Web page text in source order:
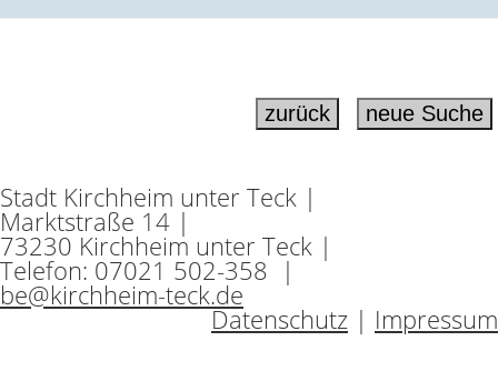
Stadt Kirchheim unter Teck |
Marktstraße 14 |
73230 Kirchheim unter Teck |
Telefon: 07021 502-358 |
be@kirchheim-teck.de
Impressum
Datenschutz |